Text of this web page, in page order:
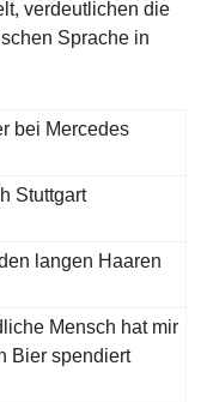
verdeutlichen die
Sprache in
bei Mercedes
Stuttgart
langen Haaren
Mensch hat mir
Bier spendiert